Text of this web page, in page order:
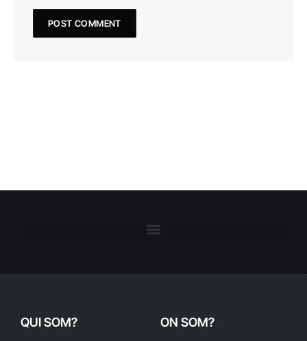
QUI SOM? ON SOM?